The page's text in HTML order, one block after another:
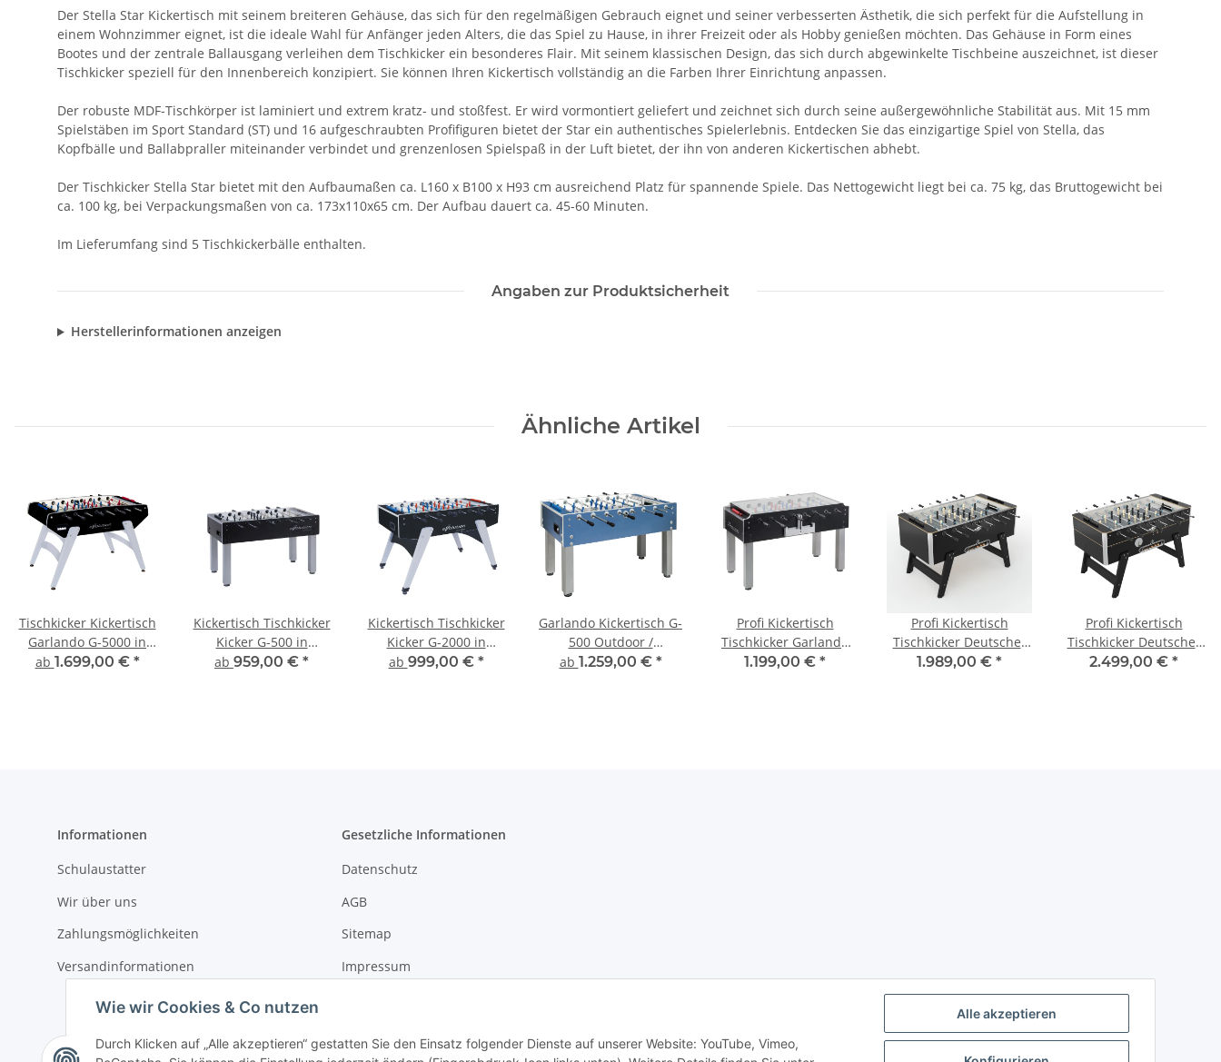
Alle akzeptieren
Wie wir Cookies & Co nutzen
Durch Klicken auf „Alle akzeptieren“ gestatten Sie den Einsatz folgender Dienste auf unserer Website: YouTube, Vimeo,
Der Stella Star Kickertisch mit seinem breiteren Gehäuse, das sich für den regelmäßigen Gebrauch eignet und seiner verbesserten Ästhetik, die sich perfekt für die Aufstellung in
einem Wohnzimmer eignet, ist die ideale Wahl für Anfänger jeden Alters, die das Spiel zu Hause, in ihrer Freizeit oder als Hobby genießen möchten. Das Gehäuse in Form eines
Bootes und der zentrale Ballausgang verleihen dem Tischkicker ein besonderes Flair. Mit seinem klassischen Design, das sich durch abgewinkelte Tischbeine auszeichnet, ist dieser
Tischkicker speziell für den Innenbereich konzipiert. Sie können Ihren Kickertisch vollständig an die Farben Ihrer Einrichtung anpassen.
Der robuste MDF-Tischkörper ist laminiert und extrem kratz- und stoßfest. Er wird vormontiert geliefert und zeichnet sich durch seine außergewöhnliche Stabilität aus. Mit 15 mm
Spielstäben im Sport Standard (ST) und 16 aufgeschraubten Profifiguren bietet der Star ein authentisches Spielerlebnis. Entdecken Sie das einzigartige Spiel von Stella, das
Kopfbälle und Ballabpraller miteinander verbindet und grenzenlosen Spielspaß in der Luft bietet, der ihn von anderen Kickertischen abhebt.
Der Tischkicker Stella Star bietet mit den Aufbaumaßen ca. L160 x B100 x H93 cm ausreichend Platz für spannende Spiele. Das Nettogewicht liegt bei ca. 75 kg, das Bruttogewicht bei
ca. 100 kg, bei Verpackungsmaßen von ca. 173x110x65 cm. Der Aufbau dauert ca. 45-60 Minuten.
Im Lieferumfang sind 5 Tischkickerbälle enthalten.
Angaben zur Produktsicherheit
Herstellerinformationen anzeigen
Ähnliche Artikel
Tischkicker Kickertisch
Garlando G-5000 in
verschiedenen
ab 1.699,00 € *
Kickertisch Tischkicker
Kicker G-500 in
verschiedenen
ab 959,00 € *
Kickertisch Tischkicker
Kicker G-2000 in
verschiedenen
ab 999,00 € *
Garlando Kickertisch G-
500 Outdoor /
Weatherproof
ab 1.259,00 € *
Profi Kickertisch
Tischkicker Garlando
Master Class EVO mit
1.199,00 € *
Profi Kickertisch
Tischkicker Deutscher
Meister Luxline
1.989,00 € *
Profi Kickertisch
Tischkicker Deutscher
Meister Championline
2.499,00 € *
Informationen
Schulaustatter
Wir über uns
Zahlungsmöglichkeiten
Versandinformationen
Gesetzliche Informationen
Datenschutz
AGB
Sitemap
Impressum